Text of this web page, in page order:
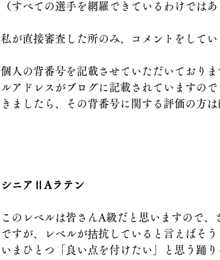
（すべての選手を網羅できているわけでは
私が直接審査した所のみ、コメントをしてい
個人の背番号を記載させていただいており
ルアドレスがブログに記載されていますの
きましたら、その背番号に関する評価の方
シニアⅡAラテン
このレベルは皆さんA級だと思いますので
ですが、レベルが拮抗していると言えばそう
いまひとつ「良い点を付けたい」と思う踊